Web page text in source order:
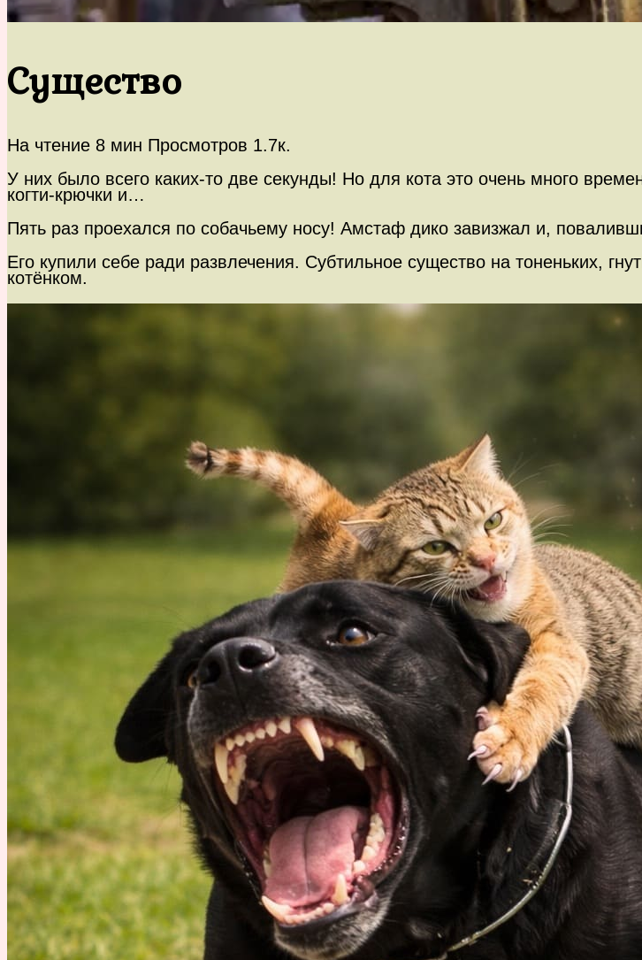
Существо
На чтение 8 мин Просмотров 1.7к.
У них было всего каких-то две секунды! Но для кота это очень много
когти-крючки и…
Пять раз проехался по собачьему носу! Амстаф дико завизжал и,
Его купили себе ради развлечения. Субтильное существо на тоненьких,
котёнком.